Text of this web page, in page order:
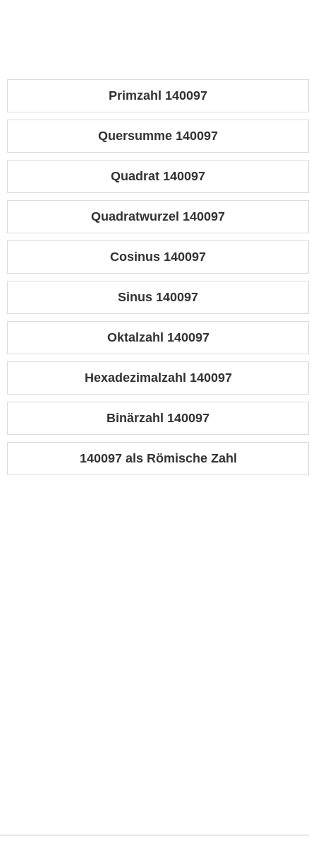
Primzahl 140097
Quersumme 140097
Quadrat 140097
Quadratwurzel 140097
Cosinus 140097
Sinus 140097
Oktalzahl 140097
Hexadezimalzahl 140097
Binärzahl 140097
140097 als Römische Zahl